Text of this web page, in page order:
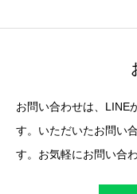
お問い合わせは、LINE
す。いただいたお問い
す。お気軽にお問い合